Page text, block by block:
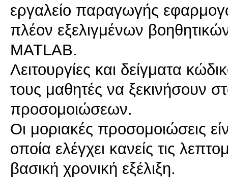
εργαλείο παραγωγής
πλέον εξελιγμένων
MATLAB.
Λειτουργίες και δείγματα
τους μαθητές να ξεκινήσουν
προσομοιώσεων.
Οι μοριακές προσομοιώσεις
οποία ελέγχει κανείς τις
βασική χρονική εξέλιξη.